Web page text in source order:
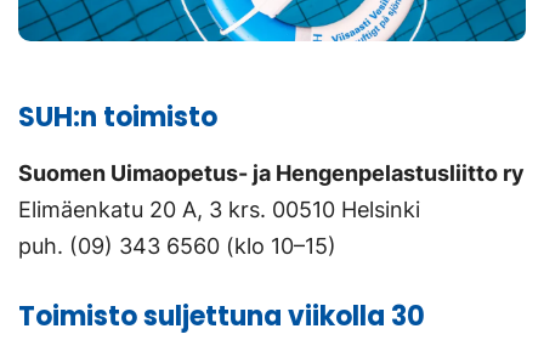
SUH:n toimisto
Suomen Uimaopetus- ja Hengenpelastusliitto ry
Elimäenkatu 20 A, 3 krs. 00510 Helsinki
puh. (09) 343 6560 (klo 10–15)
Toimisto suljettuna viikolla 30